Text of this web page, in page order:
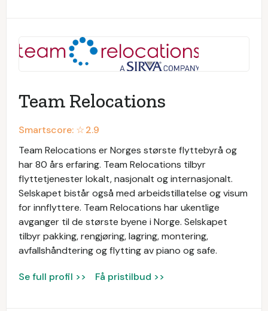
Team Relocations
Smartscore: ☆2.9
Team Relocations er Norges største flyttebyrå og
har 80 års erfaring. Team Relocations tilbyr
flyttetjenester lokalt, nasjonalt og internasjonalt.
Selskapet bistår også med arbeidstillatelse og visum
for innflyttere. Team Relocations har ukentlige
avganger til de største byene i Norge. Selskapet
tilbyr pakking, rengjøring, lagring, montering,
avfallshåndtering og flytting av piano og safe.
Se full profil >> Få pristilbud >>